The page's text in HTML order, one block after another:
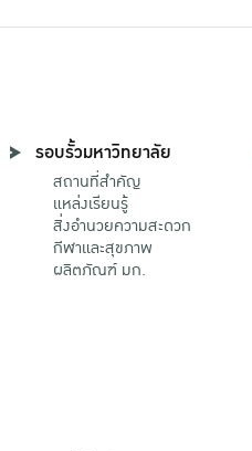
รอบรั้วมหาวิทยาลัย
สถานที่สำคัญ
แหล่งเรียนรู้
สิ่งอำนวยความสะดวก
กีฬาและสุขภาพ
ผลิตภัณฑ์ มก.